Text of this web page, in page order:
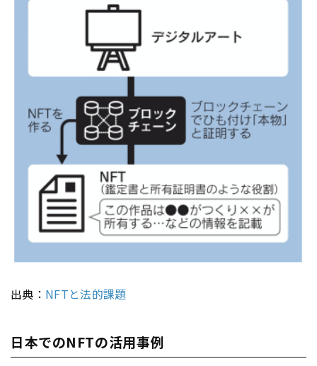
出典： NFTと法的課題
日本でのNFTの活用事例